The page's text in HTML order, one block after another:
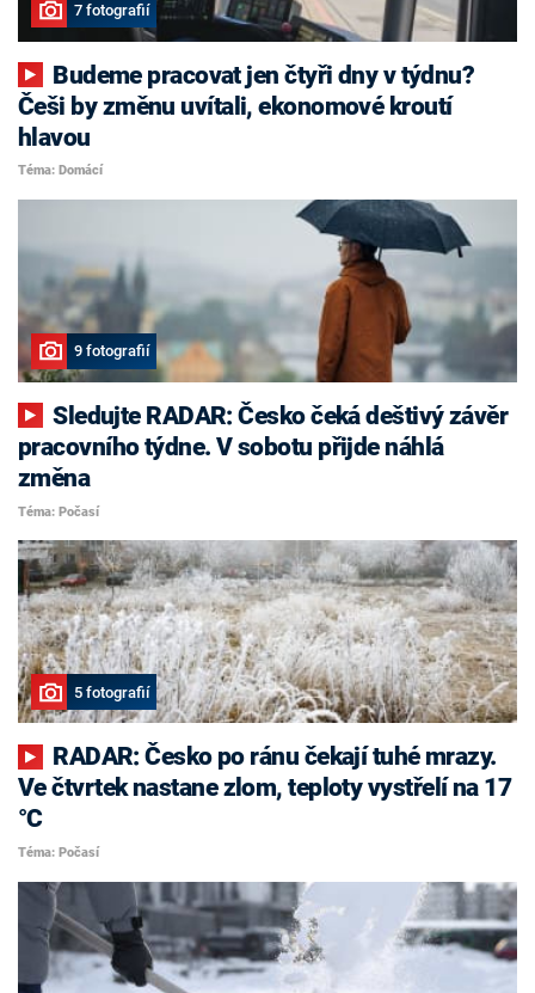
7 fotografií
Češi by změnu uvítali, ekonomové kroutí
hlavou
Téma: Domácí
9 fotografií
Sledujte RADAR: Česko čeká deštivý závěr
pracovního týdne. V sobotu přijde náhlá
změna
Téma: Počasí
5 fotografií
Ve čtvrtek nastane zlom, teploty vystřelí na 17
°C
Téma: Počasí